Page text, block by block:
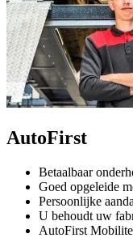
AutoFirst
Betaalbaar
Goed opgeleide
Persoonlijke
U behoudt uw
AutoFirst